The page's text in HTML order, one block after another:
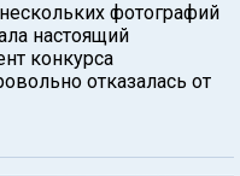
фотографий
настоящий
конкурса
отказалась от